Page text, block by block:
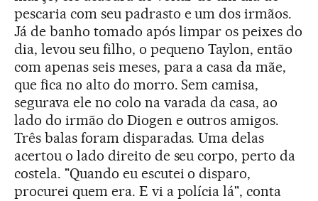
pescaria com seu padrasto e um dos irmãos.
Já de banho tomado após limpar os peixes do
dia, levou seu filho, o pequeno Taylon, então
com apenas seis meses, para a casa da mãe,
que fica no alto do morro. Sem camisa,
segurava ele no colo na varada da casa, ao
lado do irmão do Diogen e outros amigos.
Três balas foram disparadas. Uma delas
acertou o lado direito de seu corpo, perto da
costela. "Quando eu escutei o disparo,
procurei quem era. E vi a polícia lá", conta